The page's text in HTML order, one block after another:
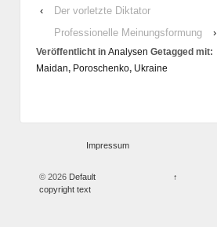
‹
Der vorletzte Diktator
Professionelle Meinungsformung
›
Veröffentlicht in Analysen Getagged mit:
Maidan, Poroschenko, Ukraine
Impressum
© 2026 Default
copyright text
↑